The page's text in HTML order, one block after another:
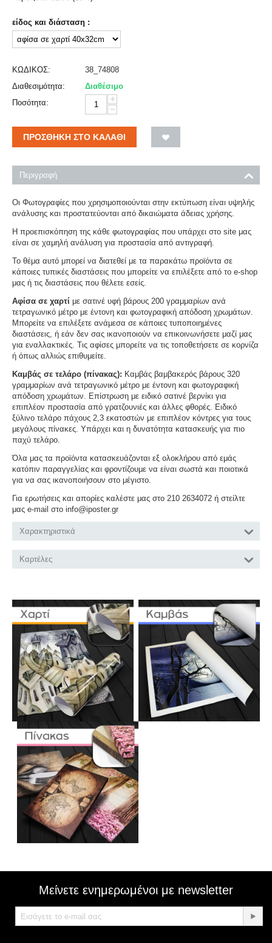
είδος και διάσταση :
ΚΩΔΙΚΟΣ:
38_74808
Διαθεσιμότητα:
Διαθέσιμο
Ποσότητα:
+
−
ΠΡΟΣΘΉΚΗ ΣΤΟ ΚΑΛΆΘΙ
Περιγραφή
Οι Φωτογραφίες που χρησιμοποιούνται στην εκτύπωση είναι υψηλής
ανάλυσης και προστατεύονται από δικαιώματα άδειας χρήσης.
Η προεπισκόπηση της κάθε φωτογραφίας που υπάρχει στο site μας
είναι σε χαμηλή ανάλυση για προστασία από αντιγραφή.
Το θέμα αυτό μπορεί να διατεθεί με τα παρακάτω προϊόντα σε
κάποιες τυπικές διαστάσεις που μπορείτε να επιλέξετε από το e-shop
μας ή τις διαστάσεις που θέλετε εσείς.
Αφίσα σε χαρτί με σατινέ υφή βάρους 200 γραμμαρίων ανά
τετραγωνικό μέτρο με έντονη και φωτογραφική απόδοση χρωμάτων.
Μπορείτε να επιλέξετε ανάμεσα σε κάποιες τυποποιημένες
διαστάσεις, ή εάν δεν σας ικανοποιούν να επικοινωνήσετε μαζί μας
για εναλλακτικές. Τις αφίσες μπορείτε να τις τοποθετήσετε σε κορνίζα
ή όπως αλλιώς επιθυμείτε.
Καμβάς σε τελάρο (πίνακας): Καμβάς βαμβακερός βάρους 320
γραμμαρίων ανά τετραγωνικό μέτρο με έντονη και φωτογραφική
απόδοση χρωμάτων. Επίστρωση με ειδικό σατινέ βερνίκι για
επιπλέον προστασία από γρατζουνιές και άλλες φθορές. Ειδικό
ξύλινο τελάρο πάχους 2,3 εκατοστών με επιπλέον κόντρες για τους
μεγάλους πίνακες. Υπάρχει και η δυνατότητα κατασκευής για πιο
παχύ τελάρο.
Όλα μας τα προϊόντα κατασκευάζονται εξ ολοκλήρου από εμάς
κατόπιν παραγγελίας και φροντίζουμε να είναι σωστά και ποιοτικά
για να σας ικανοποιήσουν στο μέγιστο.
Για ερωτήσεις και απορίες καλέστε μας στο 210 2634072 ή στείλτε
μας e-mail στο info@iposter.gr
Χαρακτηριστικά
Καρτέλες
Μείνετε ενημερωμένοι με newsletter